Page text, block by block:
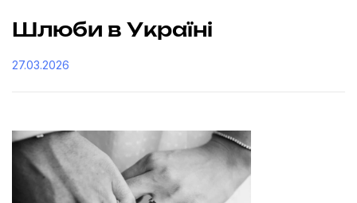
Шлюби в Україні
27.03.2026